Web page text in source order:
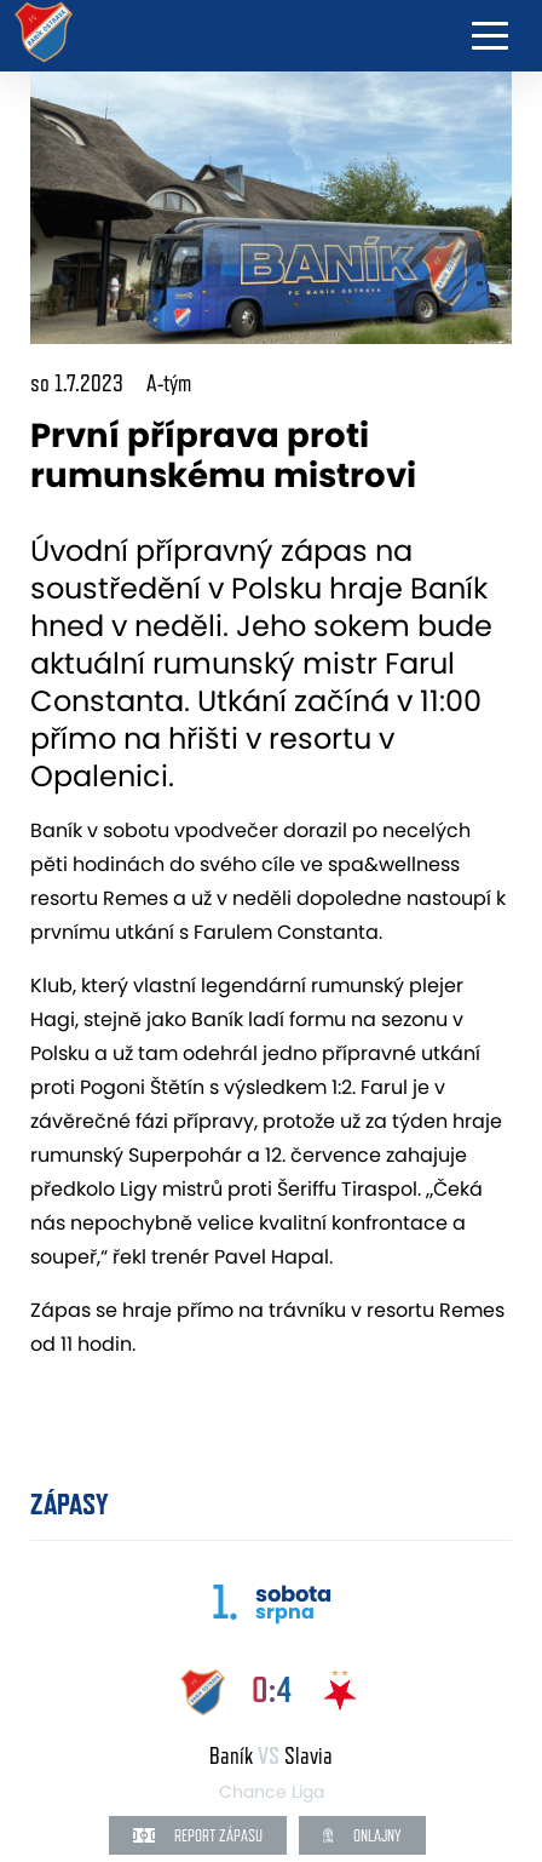
so 1.7.2023 A-tým
První příprava proti
rumunskému mistrovi
Úvodní přípravný zápas na
soustředění v Polsku hraje Baník
hned v neděli. Jeho sokem bude
aktuální rumunský mistr Farul
Constanta. Utkání začíná v 11:00
přímo na hřišti v resortu v
Opalenici.
Baník v sobotu vpodvečer dorazil po necelých
pěti hodinách do svého cíle ve spa&wellness
resortu Remes a už v neděli dopoledne nastoupí k
prvnímu utkání s Farulem Constanta.
Klub, který vlastní legendární rumunský plejer
Hagi, stejně jako Baník ladí formu na sezonu v
Polsku a už tam odehrál jedno přípravné utkání
proti Pogoni Štětín s výsledkem 1:2. Farul je v
závěrečné fázi přípravy, protože už za týden hraje
rumunský Superpohár a 12. července zahajuje
předkolo Ligy mistrů proti Šeriffu Tiraspol. „Čeká
nás nepochybně velice kvalitní konfrontace a
soupeř,“ řekl trenér Pavel Hapal.
Zápas se hraje přímo na trávníku v resortu Remes
od 11 hodin.
ZÁPASY
1. sobota
srpna
0:4
BaníkVS Slavia
Chance Liga
REPORT ZÁPASU ONLAJNY